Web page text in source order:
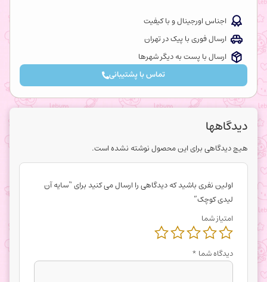
اجناس اورجینال و با کیفیت
ارسال فوری با پیک در تهران
ارسال با پست به دیگر شهرها
تماس با پشتیبانی
دیدگاهها
هیچ دیدگاهی برای این محصول نوشته نشده است.
اولین نفری باشید که دیدگاهی را ارسال می کنید برای “سایه آن
لیدی کوچک”
امتیاز شما
دیدگاه شما *